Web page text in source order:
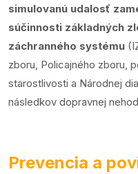
simulovanú udalosť
súčinnosti základných
záchranného systému
zboru, Policajného zboru,
starostlivosti a Národnej
následkov dopravnej
Prevencia a